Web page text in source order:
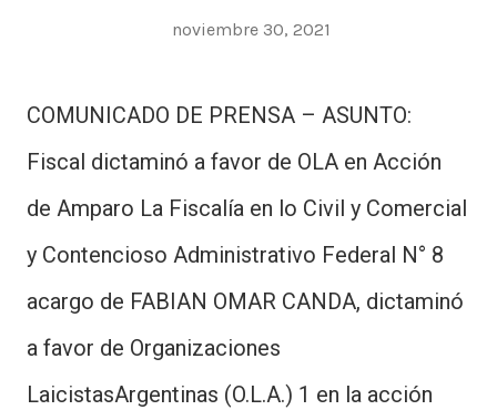
noviembre 30, 2021
COMUNICADO DE PRENSA – ASUNTO:
Fiscal dictaminó a favor de OLA en Acción
de Amparo La Fiscalía en lo Civil y Comercial
y Contencioso Administrativo Federal N° 8
acargo de FABIAN OMAR CANDA, dictaminó
a favor de Organizaciones
LaicistasArgentinas (O.L.A.) 1 en la acción